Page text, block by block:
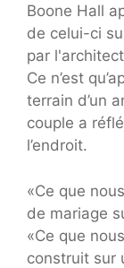
Boone Hall
de celui-ci
par
Ce n’est
terrain d’un
couple a
l’endroit.
«Ce que
de mariage
«Ce que
construit sur